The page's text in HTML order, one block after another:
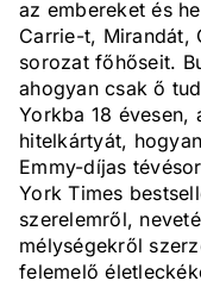
az embereket és
Carrie-t, Mirandát,
sorozat főhőseit.
ahogyan csak ő
Yorkba 18 évesen,
hitelkártyát,
Emmy-díjas
York Times
szerelemről,
mélységekről
felemelő